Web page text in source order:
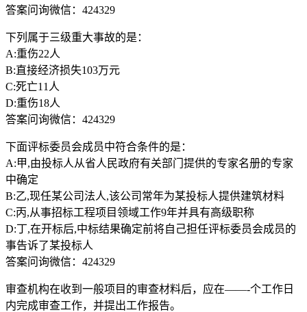
答案问询微信：424329
下列属于三级重大事故的是：
A:重伤22人
B:直接经济损失103万元
C:死亡11人
D:重伤18人
答案问询微信：424329
下面评标委员会成员中符合条件的是：
A:甲,由投标人从省人民政府有关部门提供的专家名册的专家
中确定
B:乙,现任某公司法人,该公司常年为某投标人提供建筑材料
C:丙,从事招标工程项目领域工作9年并具有高级职称
D:丁,在开标后,中标结果确定前将自己担任评标委员会成员的
事告诉了某投标人
答案问询微信：424329
审查机构在收到一般项目的审查材料后，应在——-个工作日
内完成审查工作，并提出工作报告。